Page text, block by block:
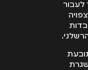
לעבור